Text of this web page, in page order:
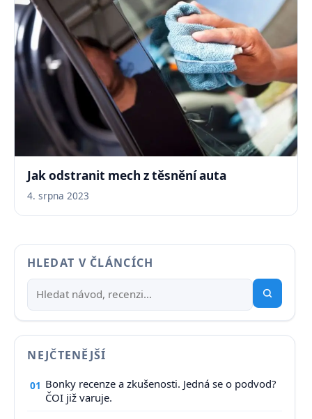
Jak odstranit mech z těsnění auta
4. srpna 2023
HLEDAT V ČLÁNCÍCH
NEJČTENĚJŠÍ
01 Bonky recenze a zkušenosti. Jedná se o podvod?
ČOI již varuje.